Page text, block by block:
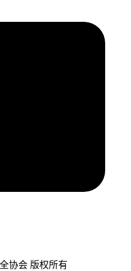
协会 版权所有